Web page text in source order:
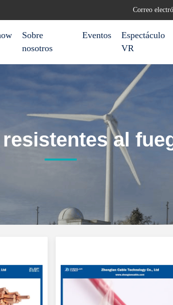
Correo
Sobre
nosotros
Eventos
Espectáculo
VR
al